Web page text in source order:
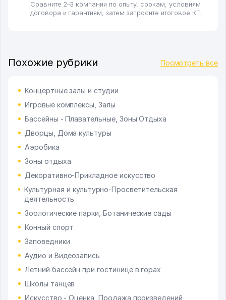
Сравните 2–3 компании по опыту, срокам, условиям
договора и гарантиям, затем запросите итоговое КП.
Похожие рубрики Посмотреть все
Концертные залы и студии
Игровые комплексы, Залы
Бассейны - Плавательные, Зоны Отдыха
Дворцы, Дома культуры
Аэробика
Зоны отдыха
Декоративно-Прикладное искусство
Культурная и культурно-Просветительская
деятельность
Зоологические парки, Ботанические сады
Конный спорт
Заповедники
Аудио и Видеозапись
Летний бассейн при гостинице в горах
Школы танцев
Искусство - Оценка, Продажа произведений